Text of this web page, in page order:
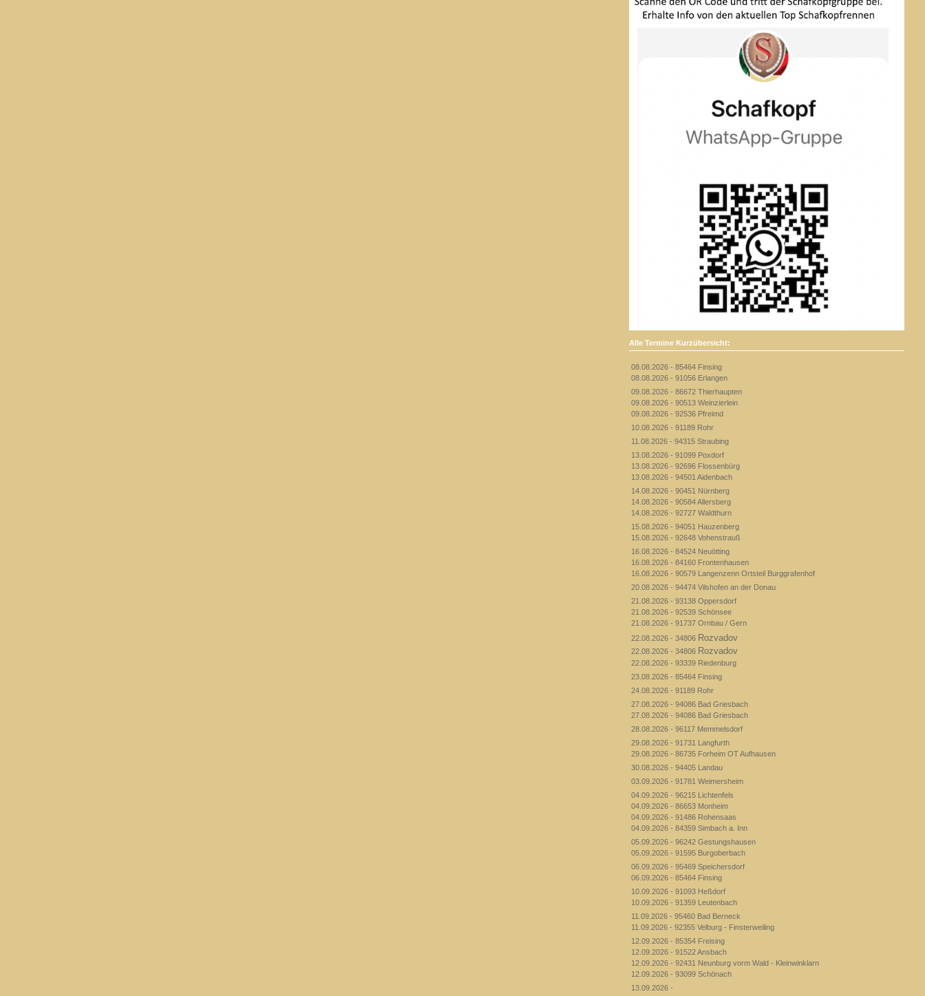
Alle Termine Kurzübersicht:
08.08.2026 - 85464 Finsing
08.08.2026 - 91056 Erlangen
09.08.2026 - 86672 Thierhaupten
09.08.2026 - 90513 Weinzierlein
09.08.2026 - 92536 Pfreimd
10.08.2026 - 91189 Rohr
11.08.2026 - 94315 Straubing
13.08.2026 - 91099 Poxdorf
13.08.2026 - 92696 Flossenbürg
13.08.2026 - 94501 Aidenbach
14.08.2026 - 90451 Nürnberg
14.08.2026 - 90584 Allersberg
14.08.2026 - 92727 Waldthurn
15.08.2026 - 94051 Hauzenberg
15.08.2026 - 92648 Vohenstrauß
16.08.2026 - 84524 Neuötting
16.08.2026 - 84160 Frontenhausen
16.08.2026 - 90579 Langenzenn Ortsteil Burggrafenhof
20.08.2026 - 94474 Vilshofen an der Donau
21.08.2026 - 93138 Oppersdorf
21.08.2026 - 92539 Schönsee
21.08.2026 - 91737 Ornbau / Gern
22.08.2026 - 34806 Rozvadov
22.08.2026 - 34806 Rozvadov
22.08.2026 - 93339 Riedenburg
23.08.2026 - 85464 Finsing
24.08.2026 - 91189 Rohr
27.08.2026 - 94086 Bad Griesbach
27.08.2026 - 94086 Bad Griesbach
28.08.2026 - 96117 Memmelsdorf
29.08.2026 - 91731 Langfurth
29.08.2026 - 86735 Forheim OT Aufhausen
30.08.2026 - 94405 Landau
03.09.2026 - 91781 Weimersheim
04.09.2026 - 96215 Lichtenfels
04.09.2026 - 86653 Monheim
04.09.2026 - 91486 Rohensaas
04.09.2026 - 84359 Simbach a. Inn
05.09.2026 - 96242 Gestungshausen
05.09.2026 - 91595 Burgoberbach
06.09.2026 - 95469 Speichersdorf
06.09.2026 - 85464 Finsing
10.09.2026 - 91093 Heßdorf
10.09.2026 - 91359 Leutenbach
11.09.2026 - 95460 Bad Berneck
11.09.2026 - 92355 Velburg - Finsterweiling
12.09.2026 - 85354 Freising
12.09.2026 - 91522 Ansbach
12.09.2026 - 92431 Neunburg vorm Wald - Kleinwinklarn
12.09.2026 - 93099 Schönach
13.09.2026 -